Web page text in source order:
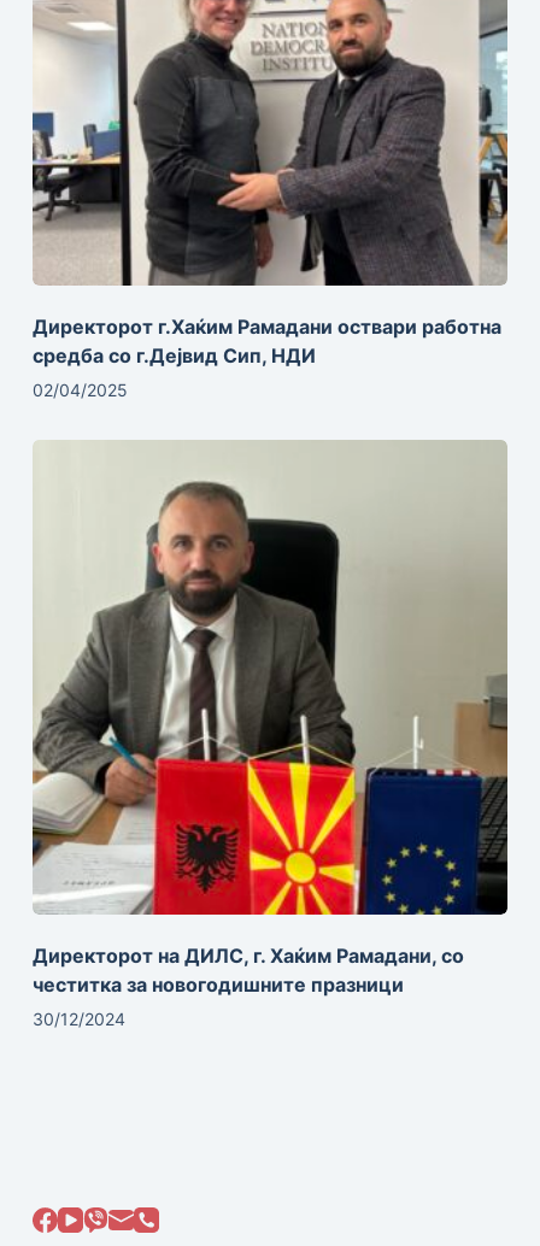
Директорот г.Хаќим Рамадани оствари работна
средба со г.Дејвид Сип, НДИ
02/04/2025
Директорот на ДИЛС, г. Хаќим Рамадани, со
честитка за новогодишните празници
30/12/2024